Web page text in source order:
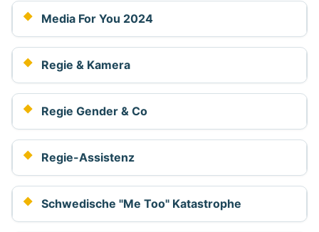
Media For You 2024
Regie & Kamera
Regie Gender & Co
Regie-Assistenz
Schwedische "Me Too" Katastrophe